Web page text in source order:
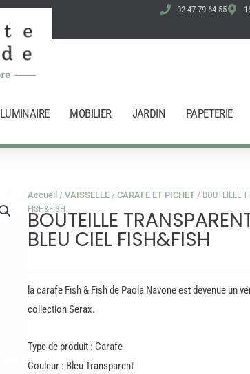
02 47 79 64 55
LUMINAIRE MOBILIER JARDIN PAPETERIE
Accueil / VAISSELLE / CARAFE ET PICHET / BOUTEILLE
FISH&FISH
BOUTEILLE
BLEU CIEL FISH&FISH
la carafe Fish & Fish de Paola Navone est devenue un
collection Serax.
Type de produit : Carafe
Couleur : Bleu Transparent